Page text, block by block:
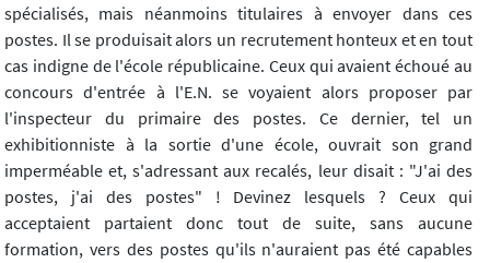
spécialisés, mais néanmoins titulaires à envoyer dans ces
postes. Il se produisait alors un recrutement honteux et en tout
cas indigne de l'école républicaine. Ceux qui avaient échoué au
concours d'entrée à l'E.N. se voyaient alors proposer par
l'inspecteur du primaire des postes. Ce dernier, tel un
exhibitionniste à la sortie d'une école, ouvrait son grand
imperméable et, s'adressant aux recalés, leur disait : "J'ai des
postes, j'ai des postes" ! Devinez lesquels ? Ceux qui
acceptaient partaient donc tout de suite, sans aucune
formation, vers des postes qu'ils n'auraient pas été capables